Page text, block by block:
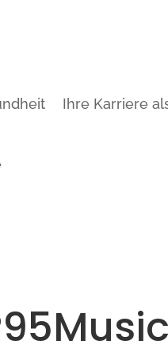
Ihre Karriere